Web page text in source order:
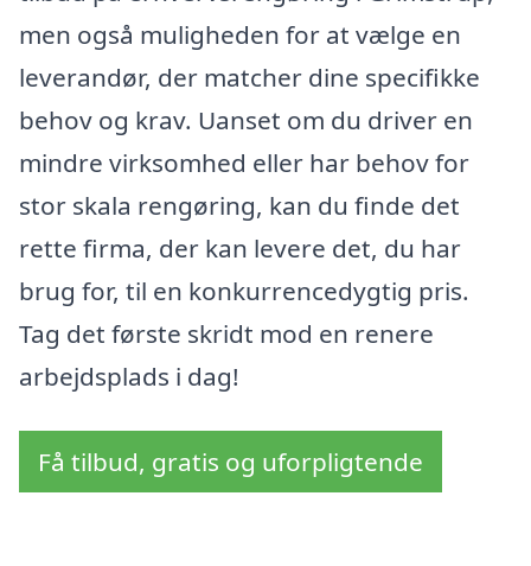
men også muligheden for at vælge en
leverandør, der matcher dine specifikke
behov og krav. Uanset om du driver en
mindre virksomhed eller har behov for
stor skala rengøring, kan du finde det
rette firma, der kan levere det, du har
brug for, til en konkurrencedygtig pris.
Tag det første skridt mod en renere
arbejdsplads i dag!
Få tilbud, gratis og uforpligtende